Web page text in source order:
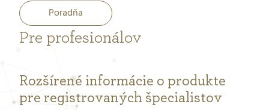
Poradňa
Pre profesionálov
Rozšírené informácie o produkte
pre registrovaných špecialistov